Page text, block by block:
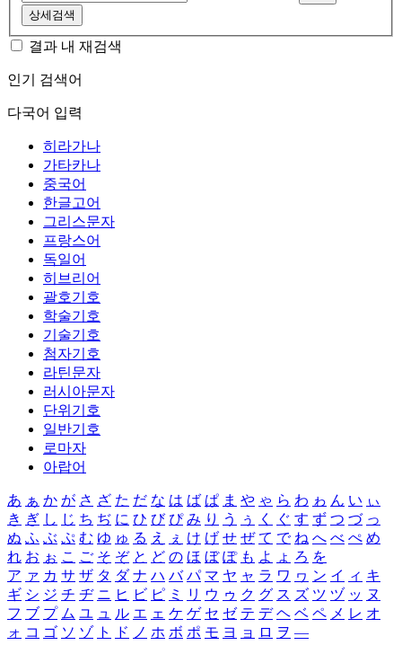
상세검색
결과 내 재검색
인기 검색어
다국어 입력
히라가나
가타카나
중국어
한글고어
그리스문자
프랑스어
독일어
히브리어
괄호기호
학술기호
기술기호
첨자기호
라틴문자
러시아문자
단위기호
일반기호
로마자
아랍어
あ ぁ か が さ ざ た だ な は ば ぱ ま や ゃ ら わ ゎ ん い ぃ
き ぎ し じ ち ぢ に ひ び ぴ み り う ぅ く ぐ す ず つ づ っ
ぬ ふ ぶ ぷ む ゆ ゅ る え ぇ け げ せ ぜ て で ね へ べ ぺ め
れ お ぉ こ ご そ ぞ と ど の ほ ぼ ぽ も よ ょ ろ を
ア ァ カ サ ザ タ ダ ナ ハ バ パ マ ヤ ャ ラ ワ ヮ ン イ ィ キ
ギ シ ジ チ ヂ ニ ヒ ビ ピ ミ リ ウ ゥ ク グ ス ズ ツ ヅ ッ ヌ
フ ブ プ ム ユ ュ ル エ ェ ケ ゲ セ ゼ テ デ ヘ ベ ペ メ レ オ
ォ コ ゴ ソ ゾ ト ド ノ ホ ボ ポ モ ヨ ョ ロ ヲ ―